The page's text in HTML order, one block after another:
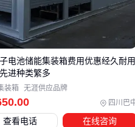
公式：（设备成本+配套成
运营项目，太阳能储能系统
能系统
更具经济性。记住：
打实的利润。
.00 四川巴
电池储能集装箱费用优惠经久耐
进种类繁多
装箱 无涯供应品牌
查看电话 在线咨询